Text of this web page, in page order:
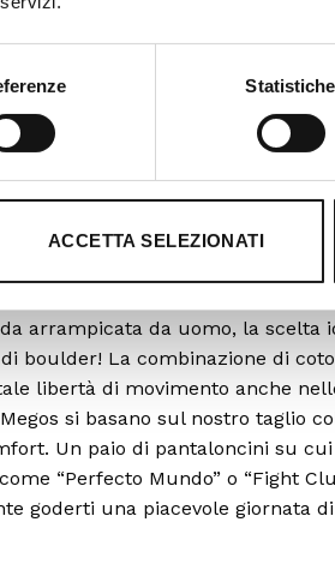
Statistiche
ACCETTA SELEZIONATI
arrampicata da uomo, la
boulder! La combinazione di
libertà di movimento anche
si basano sul nostro taglio
Un paio di pantaloncini su
“Perfecto Mundo” o “Fight
goderti una piacevole giornata